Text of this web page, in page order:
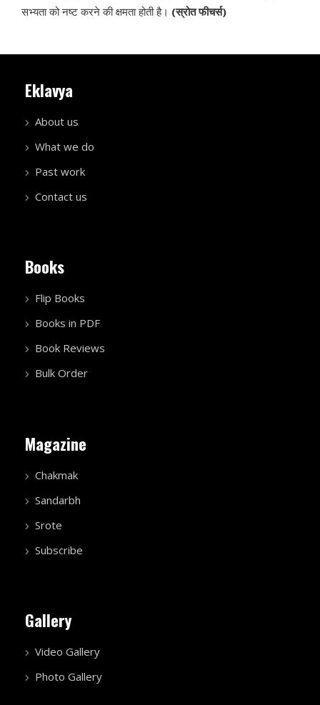
सभ्यता को नष्ट करने की क्षमता होती है। (स्रोत फीचर्स)
Eklavya
About us
What we do
Past work
Contact us
Books
Flip Books
Books in PDF
Book Reviews
Bulk Order
Magazine
Chakmak
Sandarbh
Srote
Subscribe
Gallery
Video Gallery
Photo Gallery